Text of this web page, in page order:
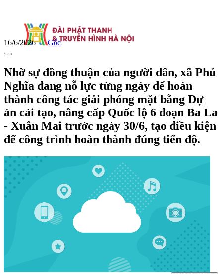
16/6/2026 Gốc
Nhờ sự đồng thuận của người dân, xã Phú
Nghĩa đang nỗ lực từng ngày để hoàn
thành công tác giải phóng mặt bằng Dự
án cải tạo, nâng cấp Quốc lộ 6 đoạn Ba La
- Xuân Mai trước ngày 30/6, tạo điều kiện
để công trình hoàn thành đúng tiến độ.